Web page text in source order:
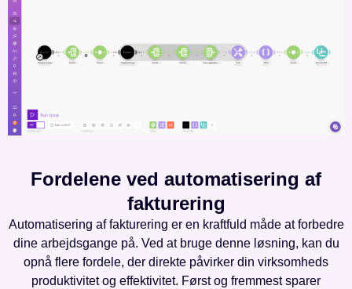
Fordelene ved automatisering af
fakturering
Automatisering af fakturering er en kraftfuld måde at forbedre
dine arbejdsgange på. Ved at bruge denne løsning, kan du
opnå flere fordele, der direkte påvirker din virksomheds
produktivitet og effektivitet. Først og fremmest sparer